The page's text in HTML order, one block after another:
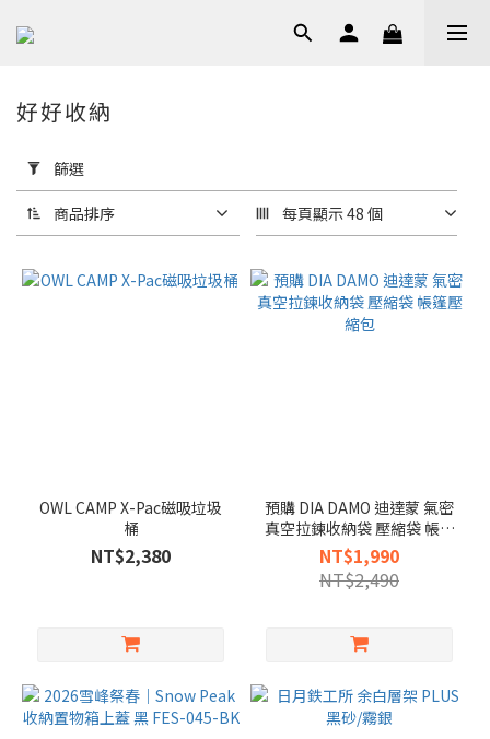
用
篩
選
(0/20)
品
好好收納
篩選
商品排序 每頁顯示 48 個
OWL CAMP X-Pac磁吸垃圾
桶
NT$2,380
預購 DIA DAMO 迪達蒙 氣密
真空拉鍊收納袋 壓縮袋 帳篷
壓縮包
NT$1,990
NT$2,490